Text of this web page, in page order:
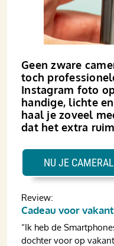
Geen zware
toch
Instagram foto
handige, lichte
haal je zoveel
dat het extra
Review:
Cadeau voor
“Ik heb de
dochter voor op
NU JE